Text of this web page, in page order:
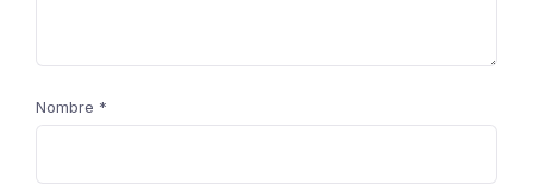
Nombre *